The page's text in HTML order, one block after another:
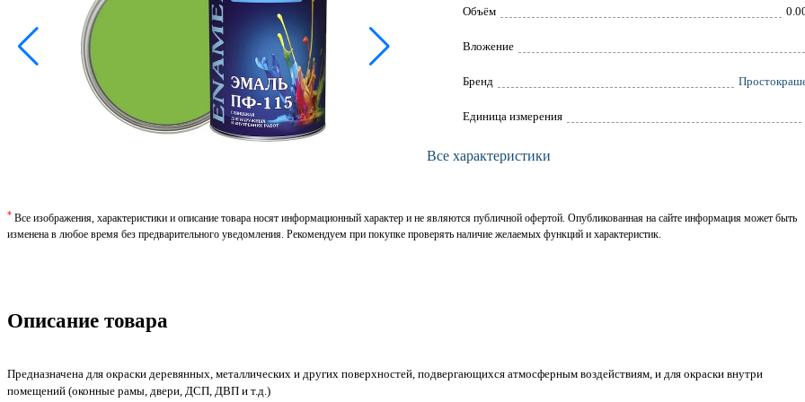
Объём
Вложение
Брeнд
Единица измерения
Все характеристики
* Все изображения, характеристики и описание товара носят информационный характер и не являются публичной офертой. Опубликованная на сайте информация может быть
изменена в любое время без предварительного уведомления. Рекомендуем при покупке проверять наличие желаемых функций и характеристик.
Описание товара
Предназначена для окраски деревянных, металлических и других поверхностей, подвергающихся атмосферным воздействиям, и для окраски внутри
помещений (оконные рамы, двери, ДСП, ДВП и т.д.)